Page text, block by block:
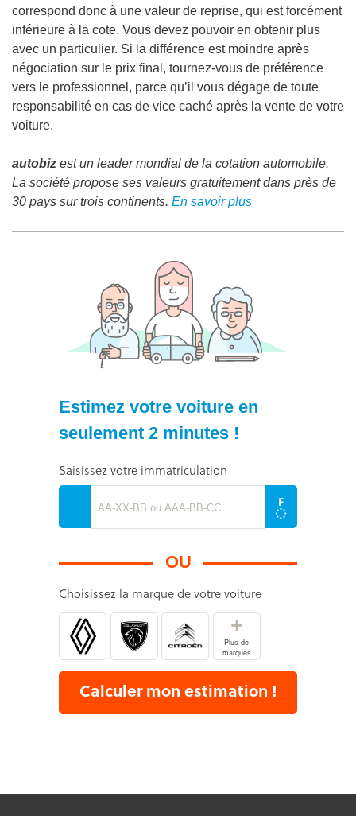
correspond donc à une valeur de reprise, qui est forcément
inférieure à la cote. Vous devez pouvoir en obtenir plus
avec un particulier. Si la différence est moindre après
négociation sur le prix final, tournez-vous de préférence
vers le professionnel, parce qu’il vous dégage de toute
responsabilité en cas de vice caché après la vente de votre
voiture.
autobiz est un leader mondial de la cotation automobile.
La société propose ses valeurs gratuitement dans près de
30 pays sur trois continents. En savoir plus
Estimez votre voiture en
seulement 2 minutes !
Saisissez votre immatriculation
OU
Choisissez la marque de votre voiture
+
Plus de
marques
Calculer mon estimation !